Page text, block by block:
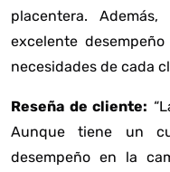
placentera.
excelente
necesidades de cada
Reseña de cliente:
Aunque tiene un
desempeño en la